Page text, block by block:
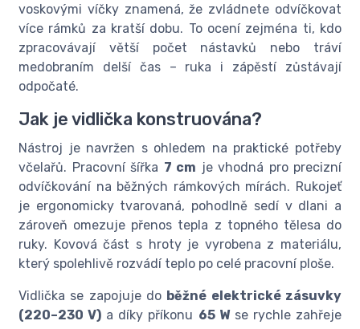
voskovými víčky znamená, že zvládnete odvíčkovat
více rámků za kratší dobu. To ocení zejména ti, kdo
zpracovávají větší počet nástavků nebo tráví
medobraním delší čas – ruka i zápěstí zůstávají
odpočaté.
Jak je vidlička konstruována?
Nástroj je navržen s ohledem na praktické potřeby
včelařů. Pracovní šířka 7 cm je vhodná pro precizní
odvíčkování na běžných rámkových mírách. Rukojeť
je ergonomicky tvarovaná, pohodlně sedí v dlani a
zároveň omezuje přenos tepla z topného tělesa do
ruky. Kovová část s hroty je vyrobena z materiálu,
který spolehlivě rozvádí teplo po celé pracovní ploše.
Vidlička se zapojuje do běžné elektrické zásuvky
(220–230 V) a díky příkonu 65 Wse rychle zahřeje